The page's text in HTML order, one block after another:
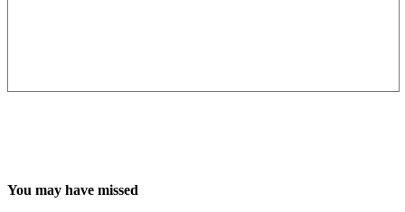
You may have missed